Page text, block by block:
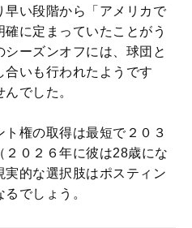
早い段階から「アメリカで
に定まっていたことがう
ーズンオフには、球団と
合いも行われたようです
でした。
権の取得は最短で２０３
２０２６年に彼は28歳にな
実的な選択肢はポスティン
でしょう。